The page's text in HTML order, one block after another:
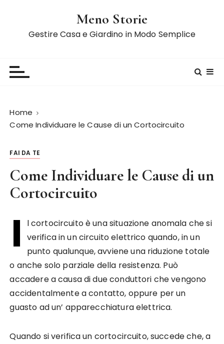
Meno Storie
Gestire Casa e Giardino in Modo Semplice
Home
Come Individuare le Cause di un Cortocircuito
FAI DA TE
Come Individuare le Cause di un
Cortocircuito
I
l cortocircuito è una situazione anomala che si
verifica in un circuito elettrico quando, in un
punto qualunque, avviene una riduzione totale
o anche solo parziale della resistenza. Può
accadere a causa di due conduttori che vengono
accidentalmente a contatto, oppure per un
guasto ad un’ apparecchiatura elettrica.
Quando si verifica un cortocircuito, succede che, a